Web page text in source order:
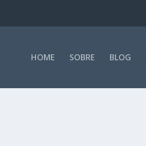
HOME SOBRE BLOG